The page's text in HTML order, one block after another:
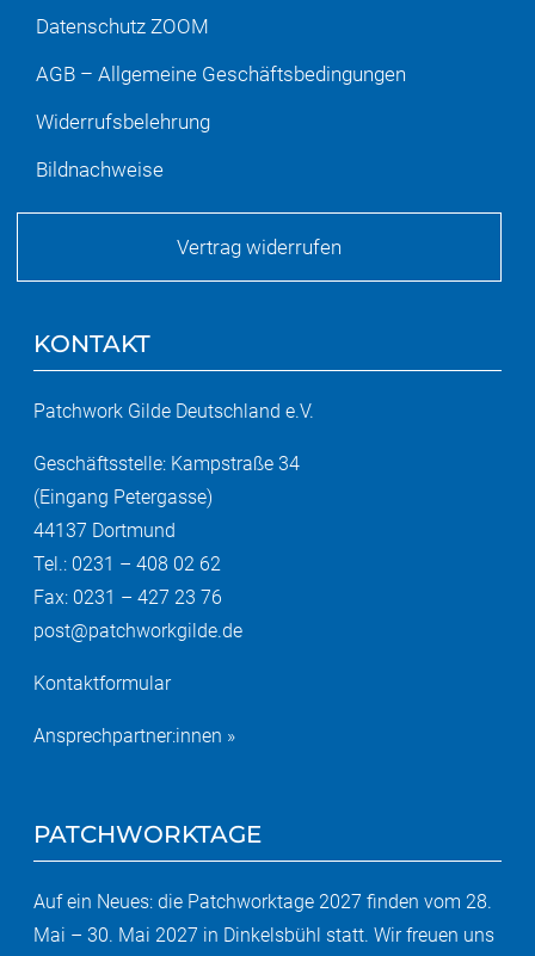
Datenschutz ZOOM
AGB – Allgemeine Geschäftsbedingungen
Widerrufsbelehrung
Bildnachweise
Vertrag widerrufen
KONTAKT
Patchwork Gilde Deutschland e.V.
Geschäftsstelle: Kampstraße 34
(Eingang Petergasse)
44137 Dortmund
Tel.: 0231 – 408 02 62
Fax: 0231 – 427 23 76
post@patchworkgilde.de
Kontaktformular
Ansprechpartner:innen »
PATCHWORKTAGE
Auf ein Neues: die Patchworktage 2027 finden vom 28.
Mai – 30. Mai 2027 in Dinkelsbühl statt. Wir freuen uns